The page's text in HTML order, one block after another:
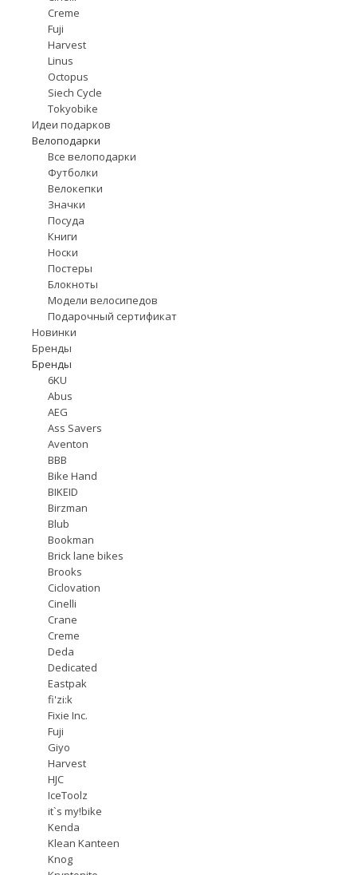
Creme
Fuji
Harvest
Linus
Octopus
Siech Cycle
Tokyobike
Идеи подарков
Велоподарки
Все велоподарки
Футболки
Велокепки
Значки
Посуда
Книги
Носки
Постеры
Блокноты
Модели велосипедов
Подарочный сертификат
Новинки
Бренды
Бренды
6KU
Abus
AEG
Ass Savers
Aventon
BBB
Bike Hand
BIKEID
Birzman
Blub
Bookman
Brick lane bikes
Brooks
Ciclovation
Cinelli
Crane
Creme
Deda
Dedicated
Eastpak
fi'zi:k
Fixie Inc.
Fuji
Giyo
Harvest
HJC
IceToolz
it`s my!bike
Kenda
Klean Kanteen
Knog